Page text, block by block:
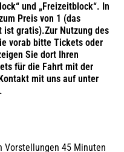
und „Freizeitblock“. In
Preis von 1 (das
ist gratis).Zur Nutzung des
vorab bitte Tickets oder
Sie dort Ihren
für die Fahrt mit der
mit uns auf unter
Vorstellungen 45 Minuten